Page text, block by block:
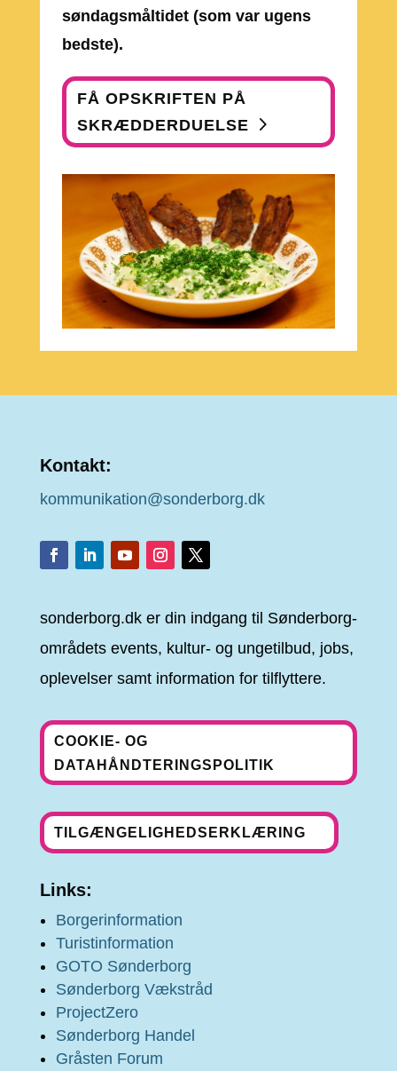
søndagsmåltidet (som var ugens
bedste).
FÅ OPSKRIFTEN PÅ
SKRÆDDERDUELSE
Kontakt:
kommunikation@sonderborg.dk
sonderborg.dk er din indgang til Sønderborg-
områdets events, kultur- og ungetilbud, jobs,
oplevelser samt information for tilflyttere.
COOKIE- OG
DATAHÅNDTERINGSPOLITIK
TILGÆNGELIGHEDSERKLÆRING
Links:
Borgerinformation
Turistinformation
GOTO Sønderborg
Sønderborg Vækstråd
ProjectZero
Sønderborg Handel
Gråsten Forum